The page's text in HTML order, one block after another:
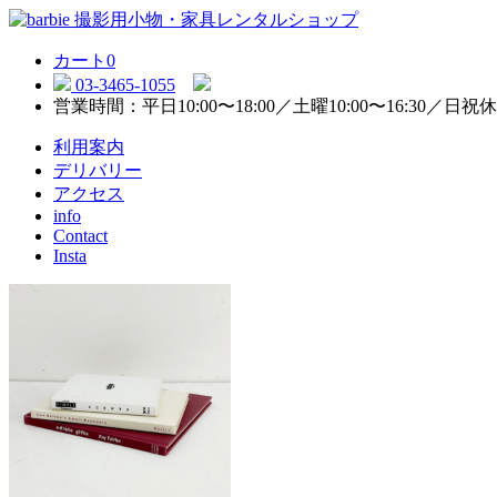
カート 0
03-3465-1055
営業時間：平日10:00〜18:00／土曜10:00〜16:30／日祝
利用案内
デリバリー
アクセス
info
Contact
Insta